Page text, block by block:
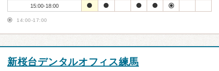
15:00-18:00
14:00-17:00
新桜台デンタルオフィス練馬